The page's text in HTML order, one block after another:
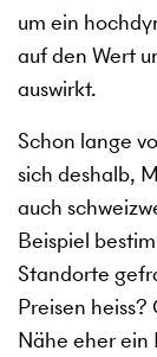
um ein
auf den Wert
auswirkt.
Schon lange
sich deshalb,
auch
Beispiel
Standorte
Preisen
Nähe eher ein